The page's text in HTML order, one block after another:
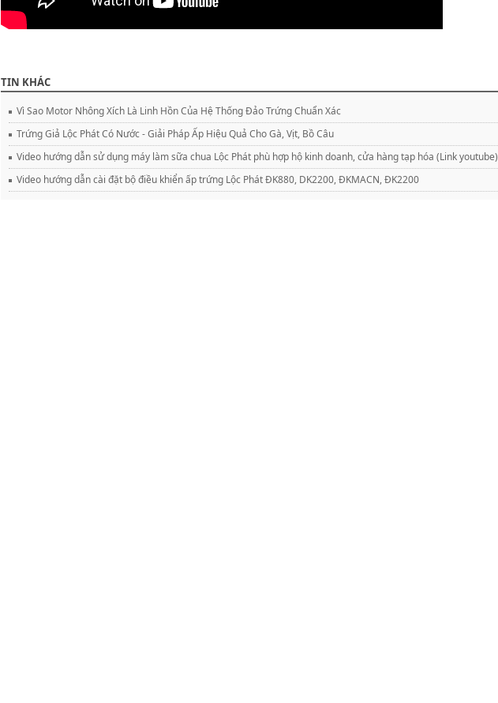
TIN KHÁC
Vì Sao Motor Nhông Xích Là Linh Hồn Của Hệ Thống Đảo Trứng Chuẩn Xác
Trứng Giả Lộc Phát Có Nước - Giải Pháp Ấp Hiệu Quả Cho Gà, Vịt, Bồ Câu
Video hướng dẫn sử dụng máy làm sữa chua Lộc Phát phù hợp hộ kinh doanh, cửa hàng tạp hóa (Link youtube)
Video hướng dẫn cài đặt bộ điều khiển ấp trứng Lộc Phát ĐK880, DK2200, ĐKMACN, ĐK2200